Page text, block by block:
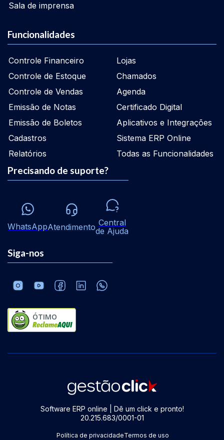
Sala de imprensa
Funcionalidades
Controle Financeiro
Controle de Estoque
Controle de Vendas
Emissão de Notas
Emissão de Boletos
Cadastros
Relatórios
Lojas
Chamados
Agenda
Certificado Digital
Aplicativos e Integrações
Sistema ERP Online
Todas as Funcionalidades
Precisando de suporte?
WhatsAppAtendimento Central
de Ajuda
Siga-nos
ÓTIMO
Software ERP online | Dê um click e pronto!
20.215.683/0001-01
Política de privacidadeTermos de uso